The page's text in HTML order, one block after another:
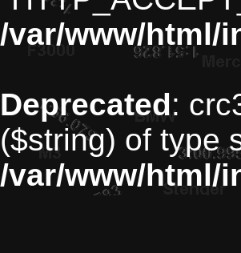
/var/www/html/
Deprecated:
($string) of type
/var/www/html/